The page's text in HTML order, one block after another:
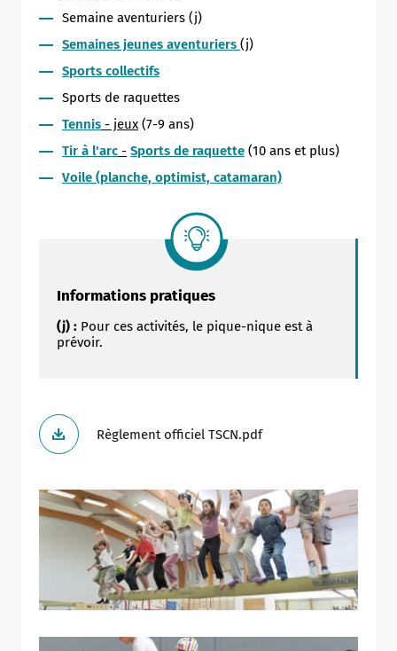
Semaine aventuriers (j)
Semaines jeunes aventuriers (j)
Sports collectifs
Sports de raquettes
Tennis - jeux (7-9 ans)
Tir à l'arc - Sports de raquette (10 ans et plus)
Voile (planche, optimist, catamaran)
Informations pratiques
(j) : Pour ces activités, le pique-nique est à
prévoir.
Règlement officiel TSCN.pdf
ShareThis is disabled. Allow